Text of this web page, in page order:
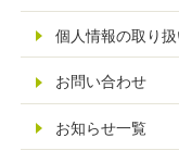
個人情報の取り
お問い合わせ
お知らせ一覧